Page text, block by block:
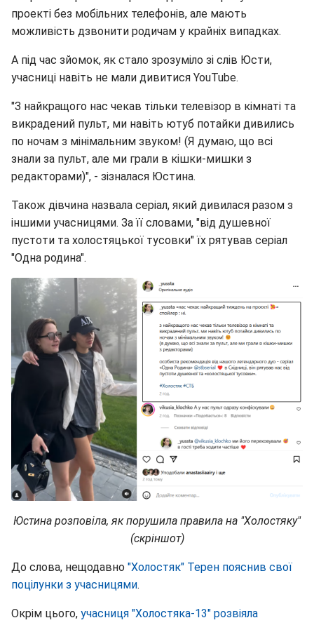
проекті без мобільних телефонів, але мають
можливість дзвонити родичам у крайніх випадках.
А під час зйомок, як стало зрозуміло зі слів Юсти,
учасниці навіть не мали дивитися YouTube.
"З найкращого нас чекав тільки телевізор в кімнаті та
викрадений пульт, ми навіть ютуб потайки дивились
по ночам з мінімальним звуком! (Я думаю, що всі
знали за пульт, але ми грали в кішки-мишки з
редакторами)", - зізналася Юстина.
Також дівчина назвала серіал, який дивилася разом з
іншими учасницями. За її словами, "від душевної
пустоти та холостяцької тусовки" їх рятував серіал
"Одна родина".
Юстина розповіла, як порушила правила на "Холостяку"
(скріншот)
До слова, нещодавно "Холостяк" Терен пояснив свої
поцілунки з учасницями.
Окрім цього, учасниця "Холостяка-13" розвіяла